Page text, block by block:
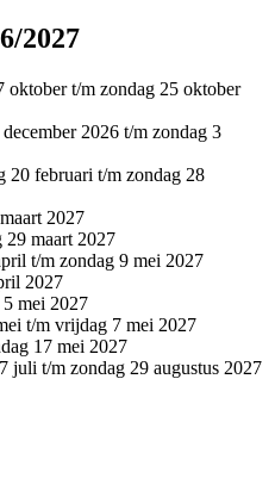
2027
oktober t/m zondag 25 oktober
2026 t/m zondag 3
20 februari t/m zondag 28
2027
29 maart 2027
t/m zondag 9 mei 2027
2027
mei 2027
t/m vrijdag 7 mei 2027
17 mei 2027
juli t/m zondag 29 augustus 2027